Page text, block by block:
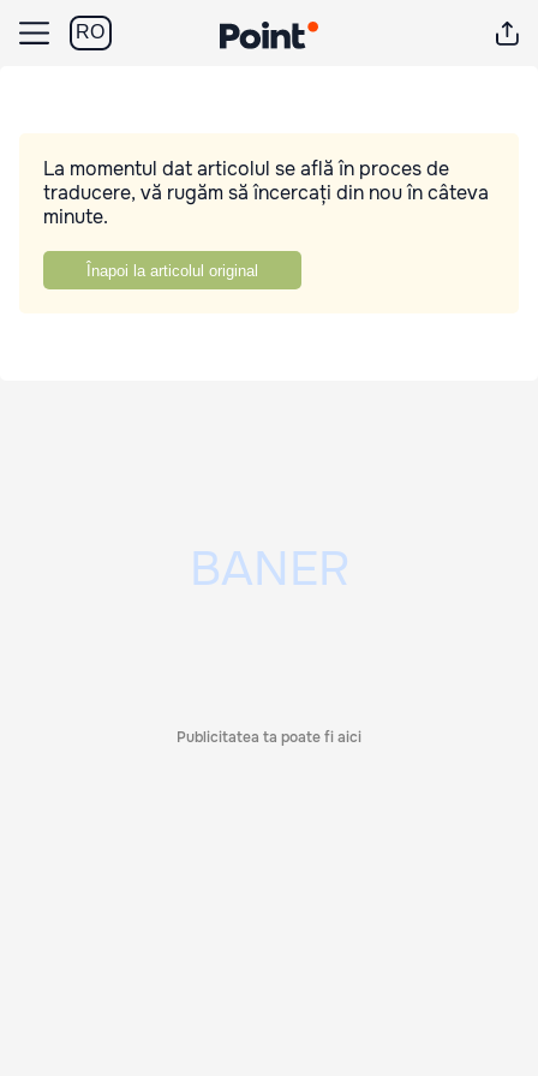
RO
La momentul dat articolul se află în proces de
traducere, vă rugăm să încercați din nou în câteva
minute.
Înapoi la articolul original
Publicitatea ta poate fi aici